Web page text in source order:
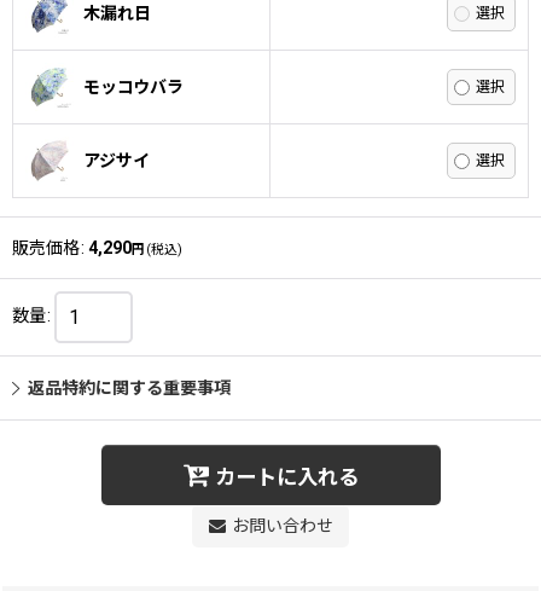
木漏れ日
モッコウバラ
アジサイ
販売価格: 4,290円 (税込)
数量:
返品特約に関する重要事項
カートに入れる
お問い合わせ